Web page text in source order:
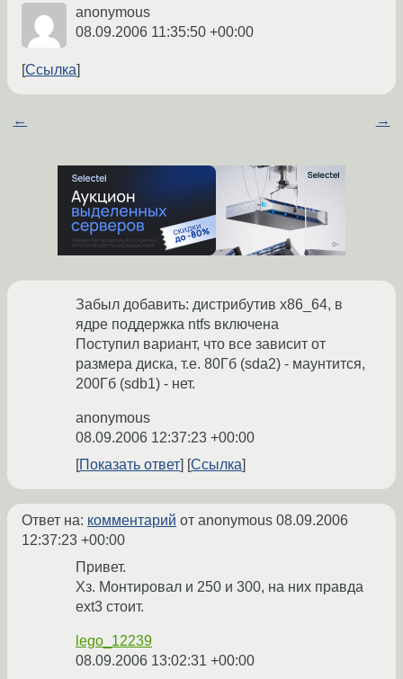
anonymous
08.09.2006 11:35:50 +00:00
Ссылка
← →
Забыл добавить: дистрибутив x86_64, в
ядре поддержка ntfs включена
Поступил вариант, что все зависит от
размера диска, т.е. 80Гб (sda2) - маунтится,
200Гб (sdb1) - нет.
anonymous
08.09.2006 12:37:23 +00:00
Показать ответ
Ссылка
Ответ на: комментарий от anonymous 08.09.2006
12:37:23 +00:00
Привет.
Хз. Монтировал и 250 и 300, на них правда
ext3 стоит.
lego_12239
08.09.2006 13:02:31 +00:00